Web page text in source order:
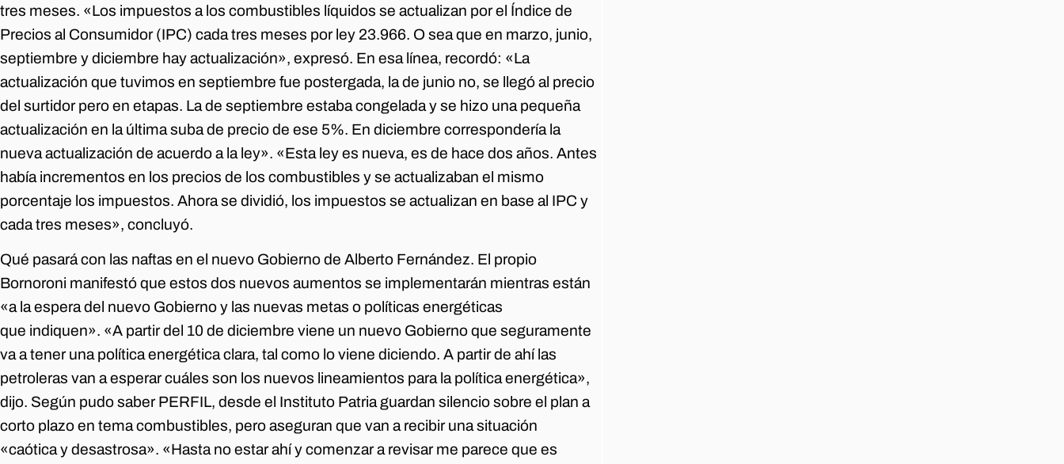
tres meses. «Los impuestos a los combustibles líquidos se actualizan por el Índice de
Precios al Consumidor (IPC) cada tres meses por ley 23.966. O sea que en marzo, junio,
septiembre y diciembre hay actualización», expresó. En esa línea, recordó: «La
actualización que tuvimos en septiembre fue postergada, la de junio no, se llegó al precio
del surtidor pero en etapas. La de septiembre estaba congelada y se hizo una pequeña
actualización en la última suba de precio de ese 5%. En diciembre correspondería la
nueva actualización de acuerdo a la ley». «Esta ley es nueva, es de hace dos años. Antes
había incrementos en los precios de los combustibles y se actualizaban el mismo
porcentaje los impuestos. Ahora se dividió, los impuestos se actualizan en base al IPC y
cada tres meses», concluyó.
Qué pasará con las naftas en el nuevo Gobierno de Alberto Fernández. El propio
Bornoroni manifestó que estos dos nuevos aumentos se implementarán mientras están
«a la espera del nuevo Gobierno y las nuevas metas o políticas energéticas
que indiquen». «A partir del 10 de diciembre viene un nuevo Gobierno que seguramente
va a tener una política energética clara, tal como lo viene diciendo. A partir de ahí las
petroleras van a esperar cuáles son los nuevos lineamientos para la política energética»,
dijo. Según pudo saber PERFIL, desde el Instituto Patria guardan silencio sobre el plan a
corto plazo en tema combustibles, pero aseguran que van a recibir una situación
«caótica y desastrosa». «Hasta no estar ahí y comenzar a revisar me parece que es